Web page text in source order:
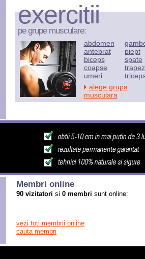
exercitii
pe grupe musculare:
abdomen
antebrat
biceps
coapse
umeri
piept
spate
trapez
alege grupa
musculara
Membri online
90 vizitatori si 0 membri sunt online:
vezi toti membrii online
cauta membri